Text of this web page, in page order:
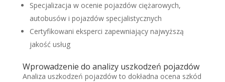
Specjalizacja w ocenie pojazdów ciężarowych,
autobusów i pojazdów specjalistycznych
Certyfikowani eksperci zapewniający najwyższą
jakość usług
Wprowadzenie do analizy uszkodzeń pojazdów
Analiza uszkodzeń pojazdów to dokładna ocena szkód